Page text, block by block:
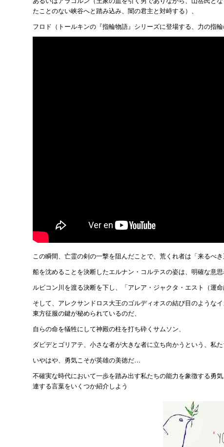
たことのない峡谷へと踏み込み、闇の君主と対峙する）、
フロド（トールキンの『指輪物語』シリーズに登場する、力の指輪
この瞬間、亡霊の剣の一撃を阻んだことで、荒くれ者は「来るべ
船を沈めることを決断したエルナン・コルテスの姿は、明確な意
ルビコン川を渡る決断を下し、「アレア・ジャクタ・エスト（運
そして、アレクサンドロス大王のゴルディオスの結び目のような
東方征服の鍵が秘められているのだ、
自らの命を犠牲にして神殿の柱を打ち砕くサムソン、
ダビデとゴリアテ、小さな者が大きな者に立ち向かうという、私
いやはや、勇気こそが英雄の美徳だ…
不確実な時代において一歩を踏み出す私たちの能力を象徴する勇
連する言葉をいくつか紹介しよう